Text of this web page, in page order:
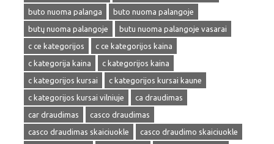
buto nuoma palanga
buto nuoma palangoje
butų nuoma palangoje
butu nuoma palangoje vasarai
c ce kategorijos
c ce kategorijos kaina
c kategorija kaina
c kategorijos kaina
c kategorijos kursai
c kategorijos kursai kaune
c kategorijos kursai vilniuje
ca draudimas
car draudimas
casco draudimas
casco draudimas skaiciuokle
casco draudimo skaiciuokle